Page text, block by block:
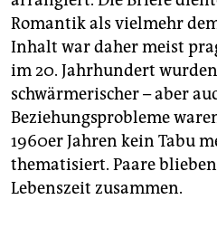
Romantik als vielmehr
Inhalt war daher meist
im 20. Jahrhundert
schwärmerischer – aber
Beziehungsprobleme
1960er Jahren kein Tabu
thematisiert. Paare
Lebenszeit zusammen.